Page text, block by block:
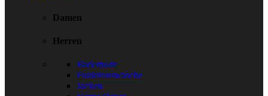
Damen
Herren
Bademode
Funktionswäsche
Jacken